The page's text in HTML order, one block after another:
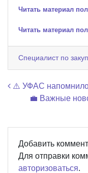
Читать материал
Читать материал
Специалист по
Навигация
⚠️ УФАС
💼 Важные
Добавить
Для отправки
авторизоваться.